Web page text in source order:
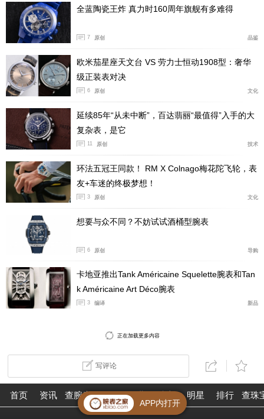
全蓝陶瓷王炸 真力时160周年旗舰有多难得
7 原创 品鉴
欧米茄星座天文台 VS 劳力士恒动1908型：奢华
级正装表对决
6 原创 文化
延续85年“从未中断”，百达翡丽“最值得”入手的大
复杂表，是它
11 原创 技术
环法五冠王同款！ RM X Colnago梅花陀飞轮，表
友+车迷的终极梦想！
3 原创 文化
想要与众不同？不妨试试酒桶型腕表
6 原创 导购
卡地亚推出Tank Américaine Squelette腕表和Tan
k Américaine Art Déco腕表
3 编译 新品
正在加载更多内容
写评论
首页 资讯 查腕表 论坛 作业 明星 排行 查珠
APP内打开